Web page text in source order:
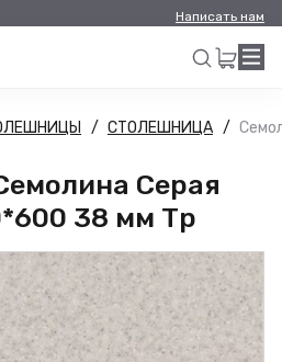
Написать нам
Искать
СТОЛЕШНИЦА
Серая
38 мм Тр